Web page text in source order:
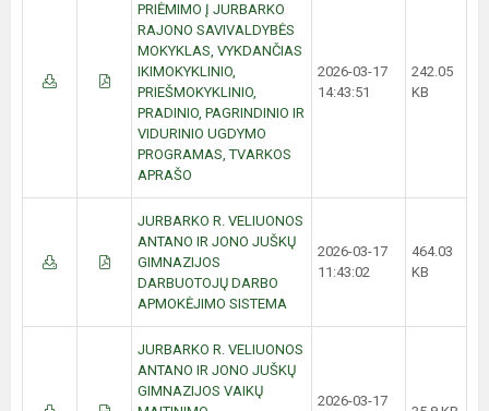
PRIĖMIMO Į JURBARKO
RAJONO SAVIVALDYBĖS
MOKYKLAS, VYKDANČIAS
IKIMOKYKLINIO,
PRIEŠMOKYKLINIO,
PRADINIO, PAGRINDINIO IR
VIDURINIO UGDYMO
PROGRAMAS, TVARKOS
APRAŠO
2026-03-17
14:43:51
242.05
KB
JURBARKO R. VELIUONOS
ANTANO IR JONO JUŠKŲ
GIMNAZIJOS
DARBUOTOJŲ DARBO
APMOKĖJIMO SISTEMA
2026-03-17
11:43:02
464.03
KB
JURBARKO R. VELIUONOS
ANTANO IR JONO JUŠKŲ
GIMNAZIJOS VAIKŲ
2026-03-17